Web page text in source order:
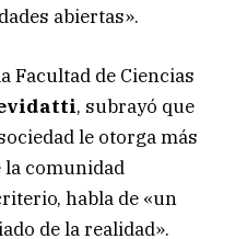
abiertas».
Facultad de Ciencias
, subrayó que
le otorga más
comunidad
habla de «un
de la realidad».